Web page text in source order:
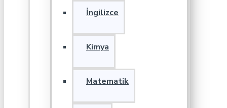
İngilizce
Kimya
Matematik